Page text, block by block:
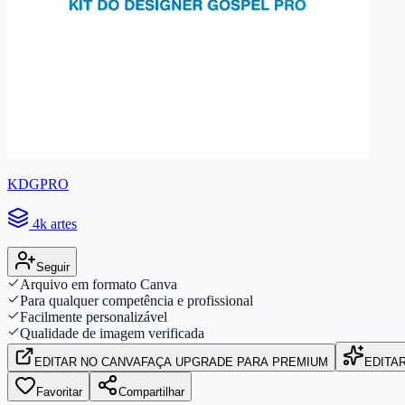
KDGPRO
4k artes
Seguir
Arquivo em formato Canva
Para qualquer competência e profissional
Facilmente personalizável
Qualidade de imagem verificada
EDITAR NO CANVAFAÇA UPGRADE PARA PREMIUM
Favoritar Compartilhar